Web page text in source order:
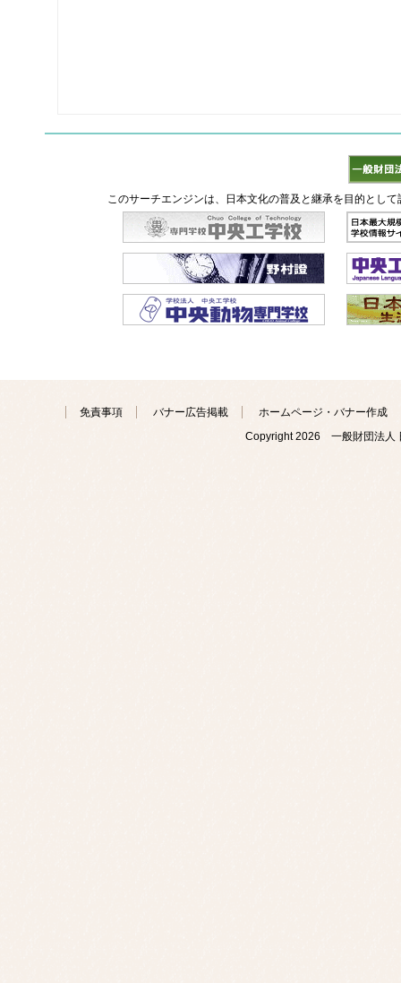
このサーチエンジンは、日本文化の普及と継承を目的とし
免責事項 バナー広告掲載
ホームページ・バナー作成
Copyright2026 一般財団法人